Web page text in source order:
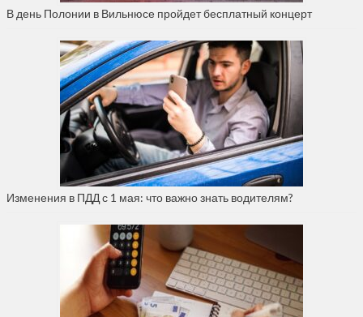
В день Полонии в Вильнюсе пройдет бесплатный концерт
Изменения в ПДД с 1 мая: что важно знать водителям?